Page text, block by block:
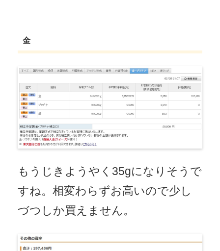
金
もうじきようやく35gになりそうで
すね。相変わらずお高いので少し
づつしか買えません。